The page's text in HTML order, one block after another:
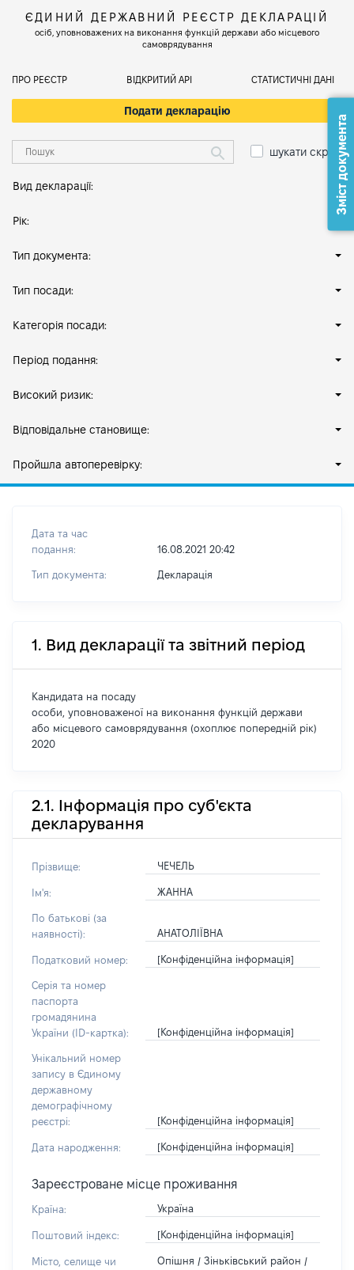
ЄДИНИЙ ДЕРЖАВНИЙ РЕЄСТР ДЕКЛАРАЦІЙ
осіб, уповноважених на виконання функцій держави або місцевого
самоврядування
ПРО РЕЄСТР ВІДКРИТИЙ АРІ СТАТИСТИЧНІ ДАНІ
Подати декларацію
шукати скрізь
Вид декларації:
Рік:
Тип документа:
Тип посади:
Категорія посади:
Період подання:
Високий ризик:
Відповідальне становище:
Пройшла автоперевірку:
Дата та час
подання:
16.08.2021 20:42
Тип документа: Декларація
1. Вид декларації та звітний період
Кандидата на посаду
особи, уповноваженої на виконання функцій держави
або місцевого самоврядування (охоплює попередній рік)
2020
2.1. Інформація про суб'єкта
декларування
Прізвище: ЧЕЧЕЛЬ
Ім'я: ЖАННА
По батькові (за
наявності):
АНАТОЛІЇВНА
Податковий номер: [Конфіденційна інформація]
Серія та номер
паспорта
громадянина
України (ID-картка):
[Конфіденційна інформація]
Унікальний номер
запису в Єдиному
державному
демографічному
реєстрі:
[Конфіденційна інформація]
Дата народження: [Конфіденційна інформація]
Зареєстроване місце проживання
Країна: Україна
Поштовий індекс: [Конфіденційна інформація]
Місто, селище чи
Опішня / Зіньківський район /
Зміст документа